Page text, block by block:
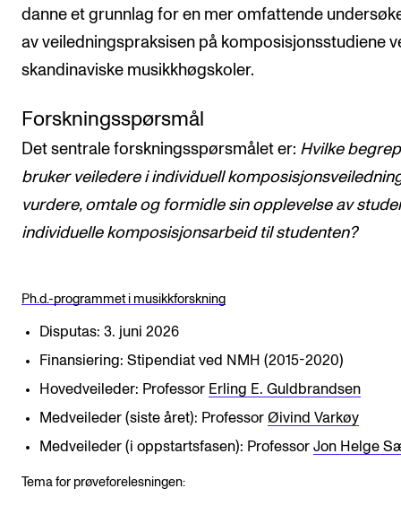
danne et grunnlag for en mer omfattende
av veiledningspraksisen på komposisjonsstudiene
skandinaviske musikkhøgskoler.
Forskningsspørsmål
Det sentrale forskningsspørsmålet er: Hvilke
bruker veiledere i individuell
vurdere, omtale og formidle sin opplevelse av
individuelle komposisjonsarbeid til studenten?
Ph.d.-programmet i musikkforskning
Disputas: 3. juni 2026
Finansiering: Stipendiat ved NMH (2015-2020)
Hovedveileder: Professor Erling E. Guldbrandsen
Medveileder (siste året): Professor Øivind Varkøy
Medveileder (i oppstartsfasen): Professor Jon Helge
Tema for prøveforelesningen: